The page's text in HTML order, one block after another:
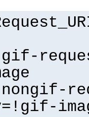
gif-
nongif-